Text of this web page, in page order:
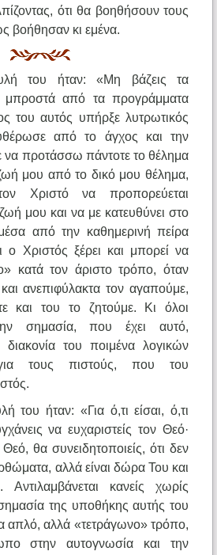
ότι θα βοηθήσουν τους
βοήθησαν κι εμένα.
του ήταν: «Μη βάζεις τα
από τα προγράμματα
του αυτός υπήρξε λυτρωτικός
από το άγχος και την
να προτάσσω πάντοτε το θέλημα
μου από το δικό μου θέλημα,
Χριστό να προπορεύεται
μου και να με κατευθύνει στο
από την καθημερινή πείρα
Χριστός ξέρει και μπορεί να
κατά τον άριστο τρόπο, όταν
ανεπιφύλακτα τον αγαπούμε,
και του το ζητούμε. Κι όλοι
σημασία, που έχει αυτό,
διακονία του ποιμένα λογικών
τους πιστούς, που του
του ήταν: «Για ό,τι είσαι, ό,τι
να ευχαριστείς τον Θεό·
θα συνειδητοποιείς, ότι δεν
αλλά είναι δώρα Του και
Αντιλαμβάνεται κανείς χωρίς
της υποθήκης αυτής του
απλό, αλλά «τετράγωνο» τρόπο,
στην αυτογνωσία και την